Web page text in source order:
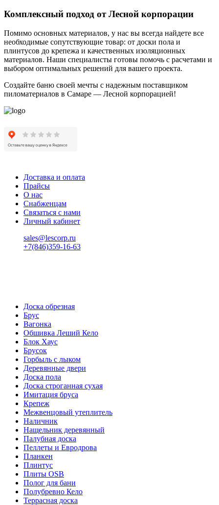
Комплексный подход от Лесной корпорации
Помимо основных материалов, у нас вы всегда найдете все
необходимые сопутствующие товар: от доски пола и
плинтусов до крепежа и качественных изоляционных
материалов. Наши специалисты готовы помочь с расчетами и
выбором оптимальных решений для вашего проекта.
Создайте баню своей мечты с надежным поставщиком
пиломатериалов в Самаре — Лесной корпорацией!
Доставка и оплата
Прайсы
О нас
Снабженцам
Связаться с нами
Личный кабинет
sales@lescorp.ru
+7(846)359-16-63
Доска обрезная
Брус
Вагонка
Обшивка Леший Кело
Блок Хаус
Брусок
Горбыль с лыком
Деревянные двери
Доска пола
Доска строганная сухая
Имитация бруса
Крепеж
Межвенцовый утеплитель
Наличник
Нащельник деревянный
Палубная доска
Пеллеты и Евродрова
Планкен
Плинтус
Плиты OSB
Полог для бани
Полубревно Кело
Террасная доска